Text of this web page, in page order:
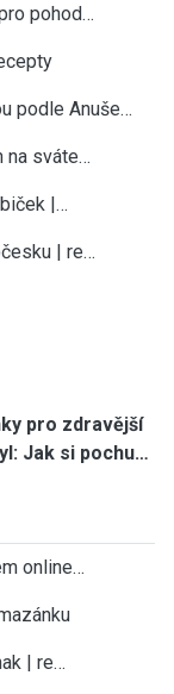
pohod…
podle Anuše…
na sváte…
|…
| re…
pro zdravější
Jak si pochu…
online…
| re…